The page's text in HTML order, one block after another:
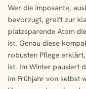
Wer die imposante,
bevorzugt, greift zur
platzsparende Atom
ist. Genau diese
robusten Pflege
ist. Im Winter pausiert
im Frühjahr von selbst